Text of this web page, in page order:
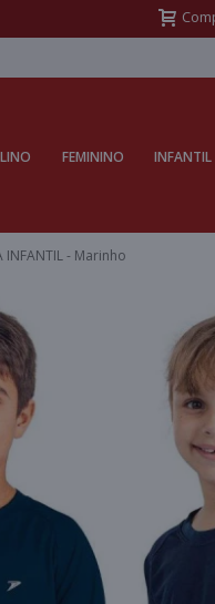
Frete Grátis Sul acima
FEMININO INFANTIL
INFANTIL - Marinho